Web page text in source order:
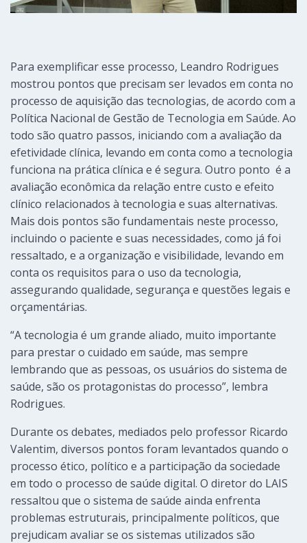
Para exemplificar esse processo, Leandro Rodrigues
mostrou pontos que precisam ser levados em conta no
processo de aquisição das tecnologias, de acordo com a
Política Nacional de Gestão de Tecnologia em Saúde. Ao
todo são quatro passos, iniciando com a avaliação da
efetividade clínica, levando em conta como a tecnologia
funciona na prática clínica e é segura. Outro ponto é a
avaliação econômica da relação entre custo e efeito
clínico relacionados à tecnologia e suas alternativas.
Mais dois pontos são fundamentais neste processo,
incluindo o paciente e suas necessidades, como já foi
ressaltado, e a organização e visibilidade, levando em
conta os requisitos para o uso da tecnologia,
assegurando qualidade, segurança e questões legais e
orçamentárias.
“A tecnologia é um grande aliado, muito importante
para prestar o cuidado em saúde, mas sempre
lembrando que as pessoas, os usuários do sistema de
saúde, são os protagonistas do processo”, lembra
Rodrigues.
Durante os debates, mediados pelo professor Ricardo
Valentim, diversos pontos foram levantados quando o
processo ético, político e a participação da sociedade
em todo o processo de saúde digital. O diretor do LAIS
ressaltou que o sistema de saúde ainda enfrenta
problemas estruturais, principalmente políticos, que
prejudicam avaliar se os sistemas utilizados são